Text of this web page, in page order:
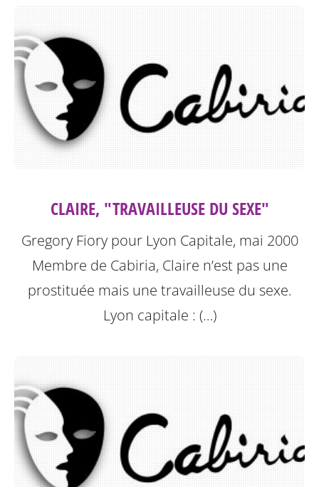
CLAIRE, "TRAVAILLEUSE DU SEXE"
Gregory Fiory pour Lyon Capitale, mai 2000
Membre de Cabiria, Claire n’est pas une
prostituée mais une travailleuse du sexe.
Lyon capitale : (…)